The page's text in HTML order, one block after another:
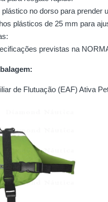
plástico no dorso para prender
plásticos de 25 mm para
previstas na
de Flutuação (EAF) Ativa